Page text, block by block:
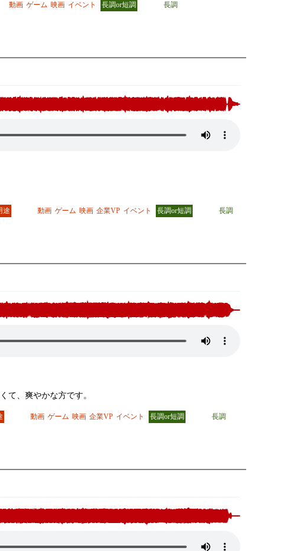
動画 ゲーム 映画 イベント 長調or短調
長調
途 動画 ゲーム 映画 企業VP イベント 長調or短調
長調
て、爽やかな方です。
動画 ゲーム 映画 企業VP イベント 長調or短調
長調